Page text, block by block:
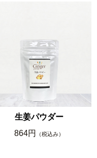
生姜パウダー
864円
（税込み）